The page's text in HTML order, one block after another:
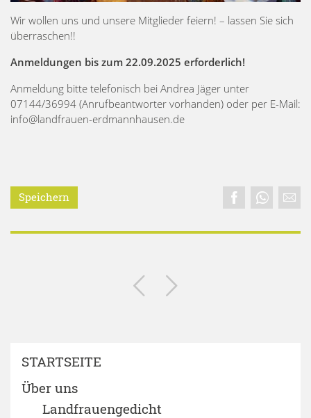
Wir wollen uns und unsere Mitglieder feiern! – lassen Sie sich
überraschen!!
Anmeldungen bis zum 22.09.2025 erforderlich!
Anmeldung bitte telefonisch bei Andrea Jäger unter
07144/36994 (Anrufbeantworter vorhanden) oder per E-Mail:
info@landfrauen-erdmannhausen.de
Speichern
STARTSEITE
Über uns
Landfrauengedicht